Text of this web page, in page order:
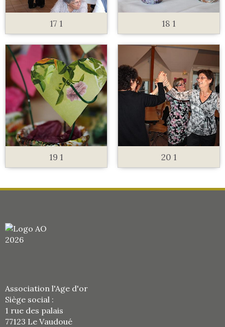
17 1 18 1
19 1 20 1
Association l'Age d'or
Siège social :
1 rue des palais
77123 Le Vaudoué